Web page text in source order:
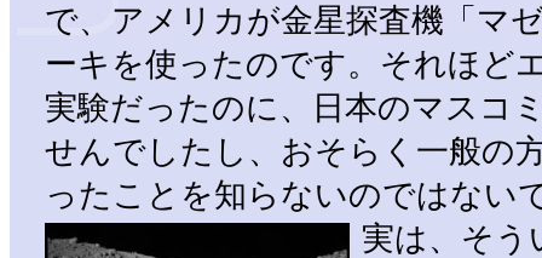
で、アメリカが金星探査機「マ
ーキを使ったのです。それほど
実験だったのに、日本のマスコ
せんでしたし、おそらく一般の
ったことを知らないのではない
実は、そう